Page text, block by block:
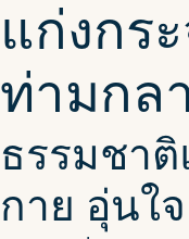
แก่งกร
ท่ามกล
ธรรมชา
กาย อุ่นใจ